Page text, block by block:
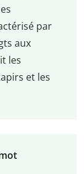
par
aux
les
et les